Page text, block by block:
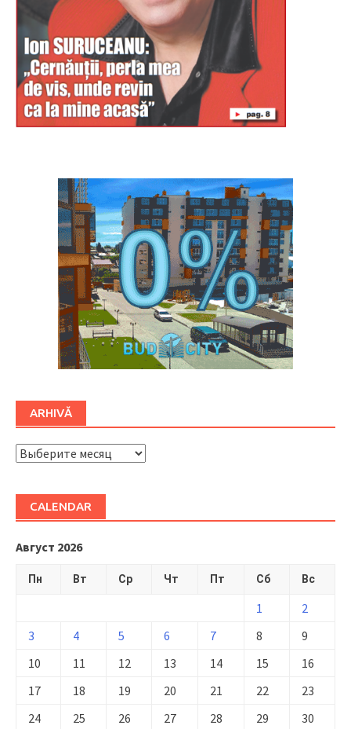
ARHIVĂ
ARHIVĂ
CALENDAR
Август 2026
Пн Вт Ср Чт Пт Сб Вс
1
2
3
4 5 6 7 8
9
10
11 12 13 14 15
16
17
18 19 20 21 22
23
24
25 26 27 28 29
30